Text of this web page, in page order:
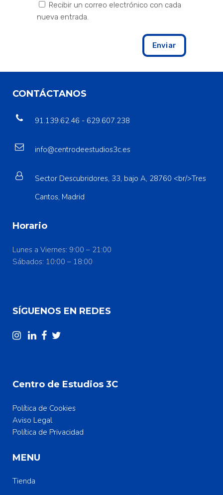
Recibir un correo electrónico con cada
nueva entrada.
CONTÁCTANOS
91.139.62.46 - 629.607.238
info@centrodeestudios3c.es
Sector Descubridores, 33, bajo A, 28760 <br/>Tres
Cantos, Madrid
Horario
Lunes a Viernes: 9:00 – 21:00
Sábados: 10:00 – 18:00
SÍGUENOS EN REDES
Centro de Estudios 3C
Política de Cookies
Aviso Legal
Política de Privacidad
MENU
Tienda